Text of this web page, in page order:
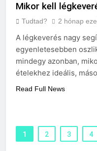
Mikor kell
Tudtad? 2 hónap
A légkeverés nagy
egyenletesebben
mindegy azonban,
ételekhez ideális,
Read Full News
1 2 3 4